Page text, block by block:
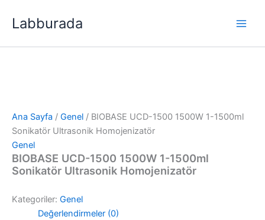
atlaLabburada
Ana Sayfa / Genel / BIOBASE UCD-1500 1500W 1-1500ml
Sonikatör Ultrasonik Homojenizatör
Genel
BIOBASE UCD-1500 1500W 1-1500ml
Sonikatör Ultrasonik Homojenizatör
Kategoriler: Genel
Değerlendirmeler (0)